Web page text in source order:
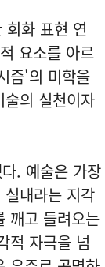
회화 표현 연
요소를 아르
즘'의 미학을
의 실천이자
. 예술은 가장
내라는 지각
깨고 들려오는
적 자극을 넘